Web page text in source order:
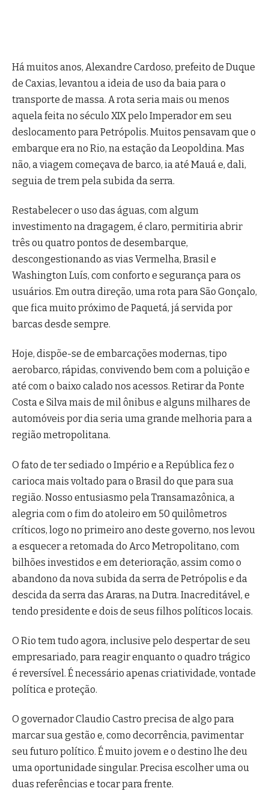
Há muitos anos, Alexandre Cardoso, prefeito de Duque
de Caxias, levantou a ideia de uso da baia para o
transporte de massa. A rota seria mais ou menos
aquela feita no século XIX pelo Imperador em seu
deslocamento para Petrópolis. Muitos pensavam que o
embarque era no Rio, na estação da Leopoldina. Mas
não, a viagem começava de barco, ia até Mauá e, dali,
seguia de trem pela subida da serra.
Restabelecer o uso das águas, com algum
investimento na dragagem, é claro, permitiria abrir
três ou quatro pontos de desembarque,
descongestionando as vias Vermelha, Brasil e
Washington Luís, com conforto e segurança para os
usuários. Em outra direção, uma rota para São Gonçalo,
que fica muito próximo de Paquetá, já servida por
barcas desde sempre.
Hoje, dispõe-se de embarcações modernas, tipo
aerobarco, rápidas, convivendo bem com a poluição e
até com o baixo calado nos acessos. Retirar da Ponte
Costa e Silva mais de mil ônibus e alguns milhares de
automóveis por dia seria uma grande melhoria para a
região metropolitana.
O fato de ter sediado o Império e a República fez o
carioca mais voltado para o Brasil do que para sua
região. Nosso entusiasmo pela Transamazônica, a
alegria com o fim do atoleiro em 50 quilômetros
críticos, logo no primeiro ano deste governo, nos levou
a esquecer a retomada do Arco Metropolitano, com
bilhões investidos e em deterioração, assim como o
abandono da nova subida da serra de Petrópolis e da
descida da serra das Araras, na Dutra. Inacreditável, e
tendo presidente e dois de seus filhos políticos locais.
O Rio tem tudo agora, inclusive pelo despertar de seu
empresariado, para reagir enquanto o quadro trágico
é reversível. É necessário apenas criatividade, vontade
política e proteção.
O governador Claudio Castro precisa de algo para
marcar sua gestão e, como decorrência, pavimentar
seu futuro político. É muito jovem e o destino lhe deu
uma oportunidade singular. Precisa escolher uma ou
duas referências e tocar para frente.